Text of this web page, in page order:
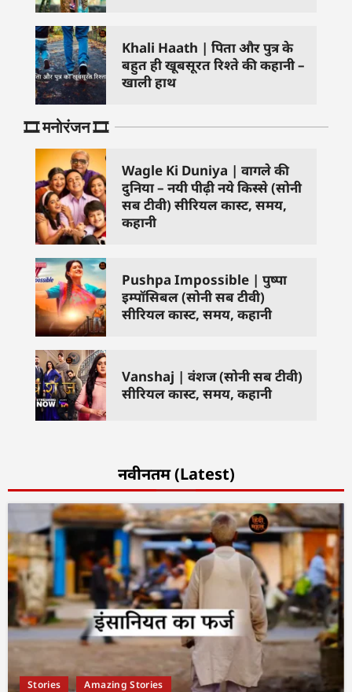
Khali Haath | पिता और पुत्र के
बहुत ही खूबसूरत रिश्ते की कहानी –
खाली हाथ
🎞️ मनोरंजन 🎞️
Wagle Ki Duniya | वागले की
दुनिया – नयी पीढ़ी नये किस्से (सोनी
सब टीवी) सीरियल कास्ट, समय,
कहानी
Pushpa Impossible | पुष्पा
इम्पॉसिबल (सोनी सब टीवी)
सीरियल कास्ट, समय, कहानी
Vanshaj | वंशज (सोनी सब टीवी)
सीरियल कास्ट, समय, कहानी
नवीनतम (Latest)
Stories Amazing Stories